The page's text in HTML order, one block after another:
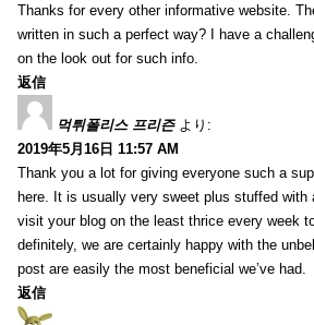
Thanks for every other informative website.
written in such a perfect way? I have a
on the look out for such info.
返信
먹튀폴리스 프리즌 より:
2019年5月16日 11:57 AM
Thank you a lot for giving everyone such a
here. It is usually very sweet plus stuffed
visit your blog on the least thrice every week
definitely, we are certainly happy with the
post are easily the most beneficial we’ve had.
返信